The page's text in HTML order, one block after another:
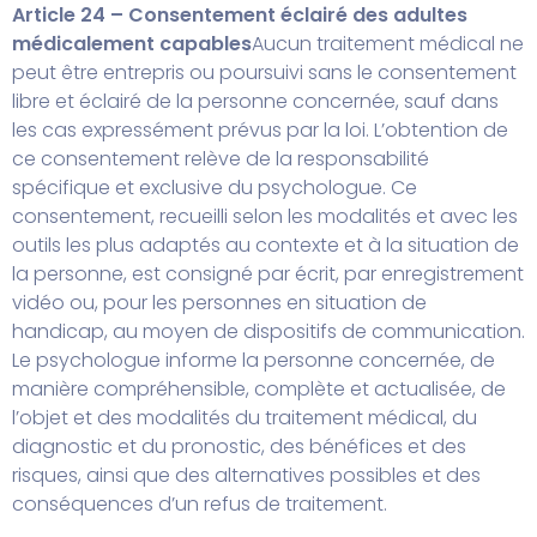
Article 24 – Consentement éclairé des adultes
médicalement capablesAucun traitement médical ne
peut être entrepris ou poursuivi sans le consentement
libre et éclairé de la personne concernée, sauf dans
les cas expressément prévus par la loi. L’obtention de
ce consentement relève de la responsabilité
spécifique et exclusive du psychologue. Ce
consentement, recueilli selon les modalités et avec les
outils les plus adaptés au contexte et à la situation de
la personne, est consigné par écrit, par enregistrement
vidéo ou, pour les personnes en situation de
handicap, au moyen de dispositifs de communication.
Le psychologue informe la personne concernée, de
manière compréhensible, complète et actualisée, de
l’objet et des modalités du traitement médical, du
diagnostic et du pronostic, des bénéfices et des
risques, ainsi que des alternatives possibles et des
conséquences d’un refus de traitement.